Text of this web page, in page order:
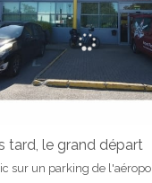
tard, le grand départ
sur un parking de